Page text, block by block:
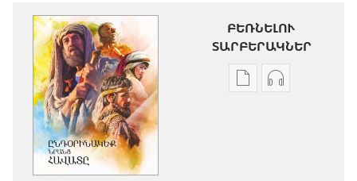
ԲԵՌՆԵԼՈՒ
ՏԱՐԲԵՐԱԿՆԵՐ
Թվային